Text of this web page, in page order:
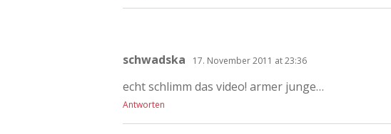
schwadska 17. November 2011 at 23:36
echt schlimm das video! armer junge…
Antworten